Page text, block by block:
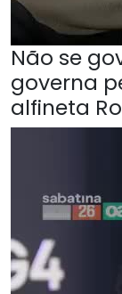
Não se
governa
alfineta